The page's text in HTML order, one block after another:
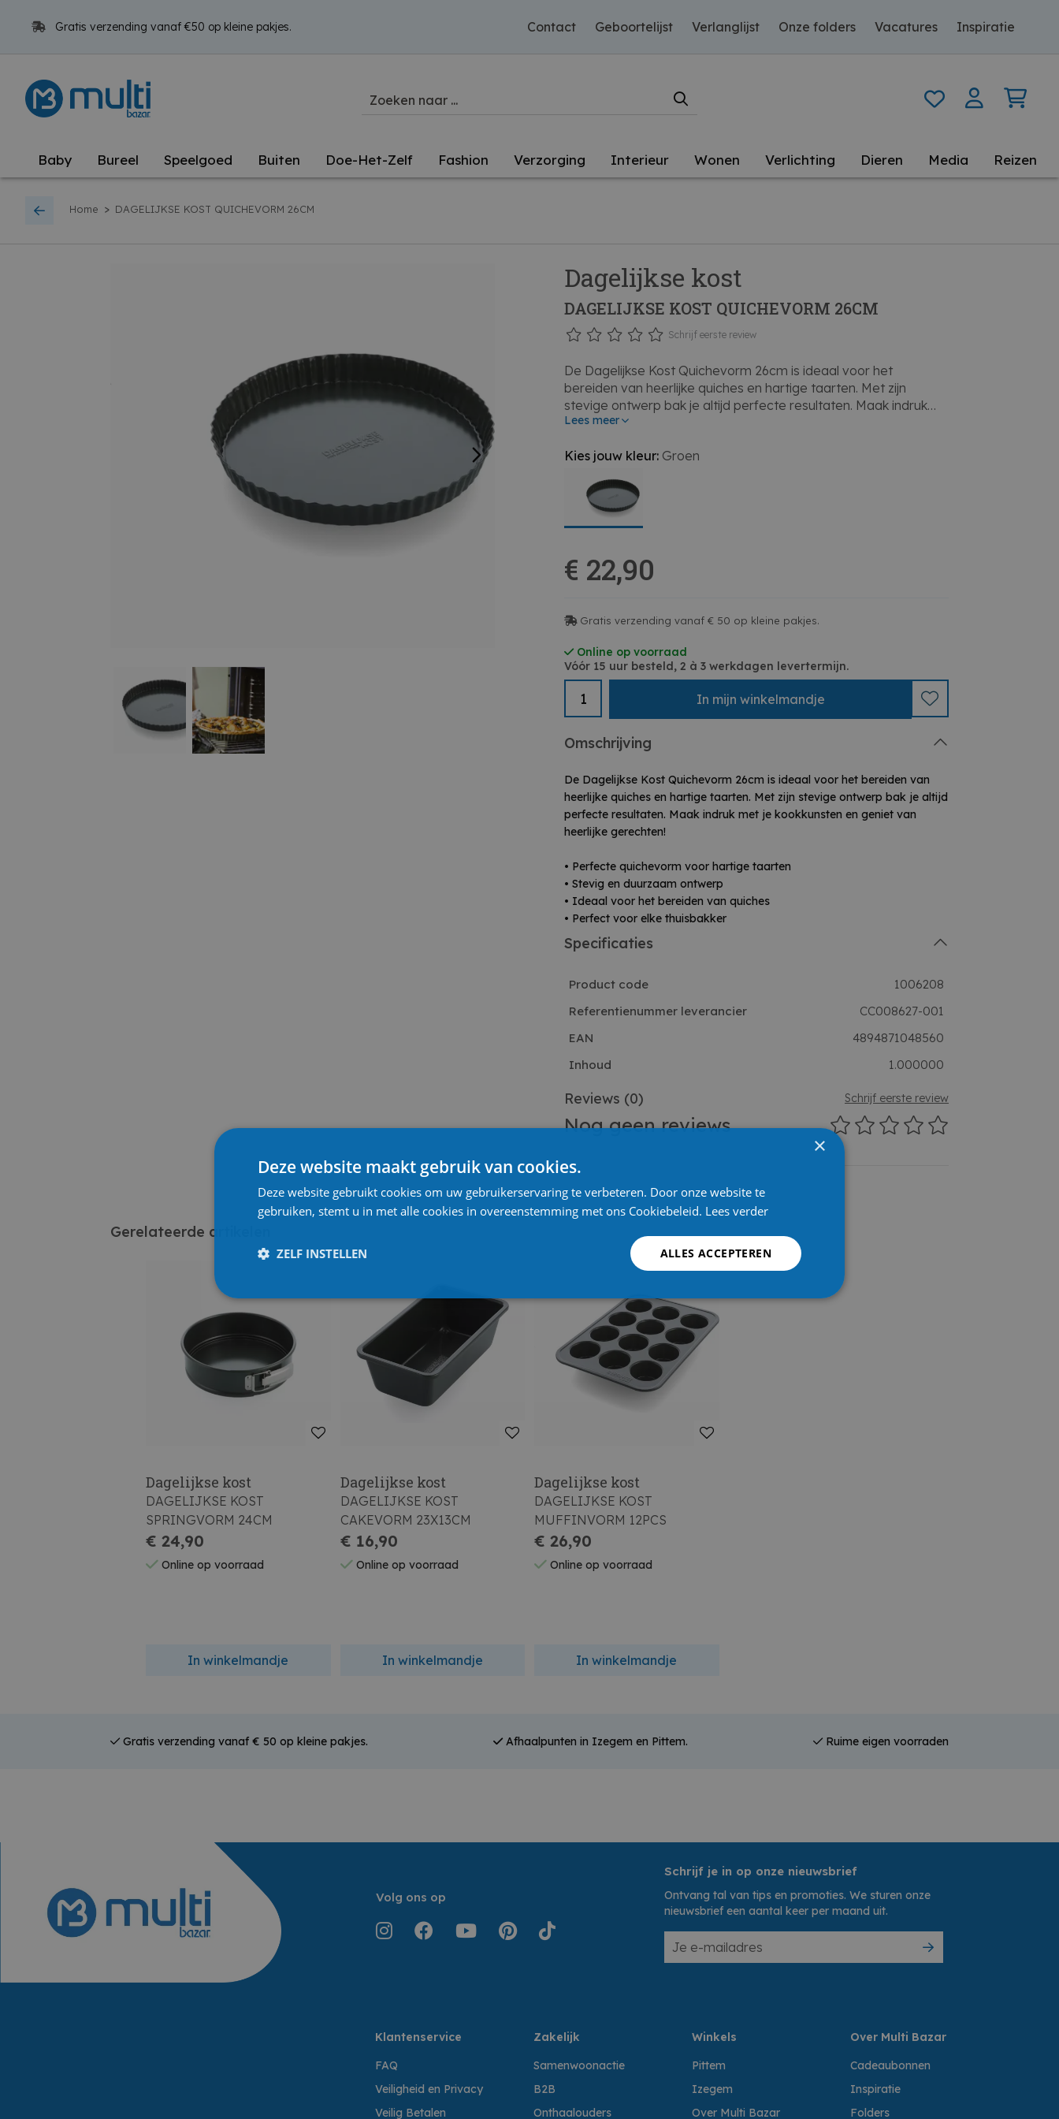
Gratis verzending vanaf €50 op kleine pakjes. Contact Geboortelijst Verlanglijst Onze folders Vacatures Inspiratie
Baby Bureel Speelgoed Buiten Doe-Het-Zelf Fashion Verzorging Interieur Wonen Verlichting Dieren Media Reizen
Home > DAGELIJKSE KOST QUICHEVORM 26CM
Dagelijkse kost
DAGELIJKSE KOST QUICHEVORM 26CM
Schrijf eerste review
De Dagelijkse Kost Quichevorm 26cm is ideaal voor het
bereiden van heerlijke quiches en hartige taarten. Met zijn
stevige ontwerp bak je altijd perfecte resultaten. Maak indruk
met je kookkunsten en geniet van heerlijke gerechten!
• Perfecte quichevorm voor hartige taarten
• Ideaal voor het bereiden van quiches
• Perfect voor elke thuisbakker
Lees meer
Kies jouw kleur: Groen
€ 22,90
Gratis verzending vanaf € 50 op kleine pakjes.
Online op voorraad
Vóór 15 uur besteld, 2 à 3 werkdagen levertermijn.
In mijn winkelmandje
Omschrijving
De Dagelijkse Kost Quichevorm 26cm is ideaal voor het bereiden van
heerlijke quiches en hartige taarten. Met zijn stevige ontwerp bak je altijd
perfecte resultaten. Maak indruk met je kookkunsten en geniet van
heerlijke gerechten!
• Perfecte quichevorm voor hartige taarten
• Stevig en duurzaam ontwerp
• Ideaal voor het bereiden van quiches
• Perfect voor elke thuisbakker
Specificaties
Product code
1006208
Referentienummer leverancier
CC008627-001
EAN
4894871048560
Inhoud
1.000000
Reviews (0) Schrijf eerste review
Nog geen reviews
Gerelateerde artikelen
Dagelijkse kost
DAGELIJKSE KOST
SPRINGVORM 24CM
€ 24,90
Online op voorraad
In winkelmandje
Dagelijkse kost
DAGELIJKSE KOST
CAKEVORM 23X13CM
€ 16,90
Online op voorraad
In winkelmandje
Dagelijkse kost
DAGELIJKSE KOST
MUFFINVORM 12PCS
€ 26,90
Online op voorraad
In winkelmandje
Gratis verzending vanaf € 50 op kleine pakjes. Afhaalpunten in Izegem en Pittem. Ruime eigen voorraden
Volg ons op
Schrijf je in op onze nieuwsbrief
Ontvang tal van tips en promoties. We sturen onze
nieuwsbrief een aantal keer per maand uit.
Klantenservice
FAQ
Veiligheid en Privacy
Veilig Betalen
Zakelijk
Samenwoonactie
B2B
Onthaalouders
Winkels
Pittem
Izegem
Over Multi Bazar
Over Multi Bazar
Cadeaubonnen
Inspiratie
Folders
×
Deze website maakt gebruik van cookies.
Deze website gebruikt cookies om uw gebruikerservaring te verbeteren. Door onze website te
gebruiken, stemt u in met alle cookies in overeenstemming met ons Cookiebeleid. Lees verder
ALLES ACCEPTEREN
ZELF INSTELLEN